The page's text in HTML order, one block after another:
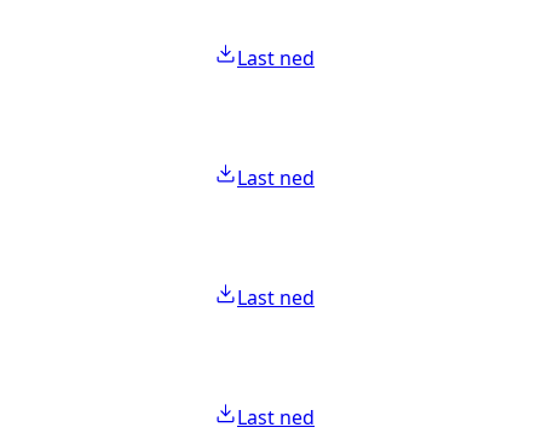
Last ned
Last ned
Last ned
Last ned